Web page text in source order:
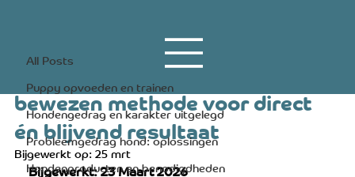
All Posts
Puppy opvoeden en trainen
Hondengedrag en karakter uitgelegd
Probleemgedrag hond: oplossingen
Hondenproducten en benodigdheden
Hond blaft veel oplossen: dé
bewezen methode voor direct
én blijvend resultaat
7 minuten om te lezen
Bijgewerkt op:25 mrt
Bijgewerkt: 23 Maart 2026